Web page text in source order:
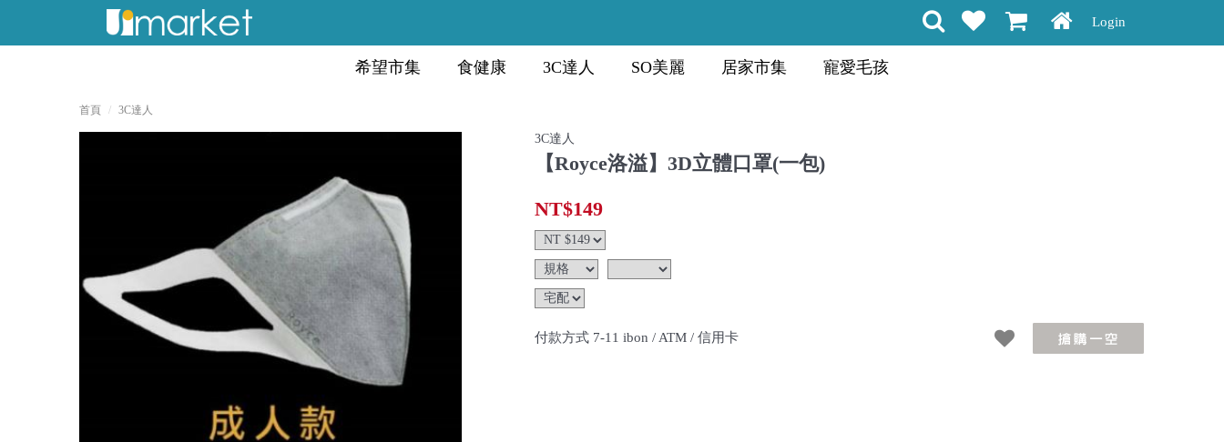
Login
希望市集 食健康 3C達人 SO美麗 居家市集 寵愛毛孩
首頁 3C達人
3C達人
【Royce洛溢】3D立體口罩(一包)
NT$149
付款方式 7-11 ibon / ATM / 信用卡